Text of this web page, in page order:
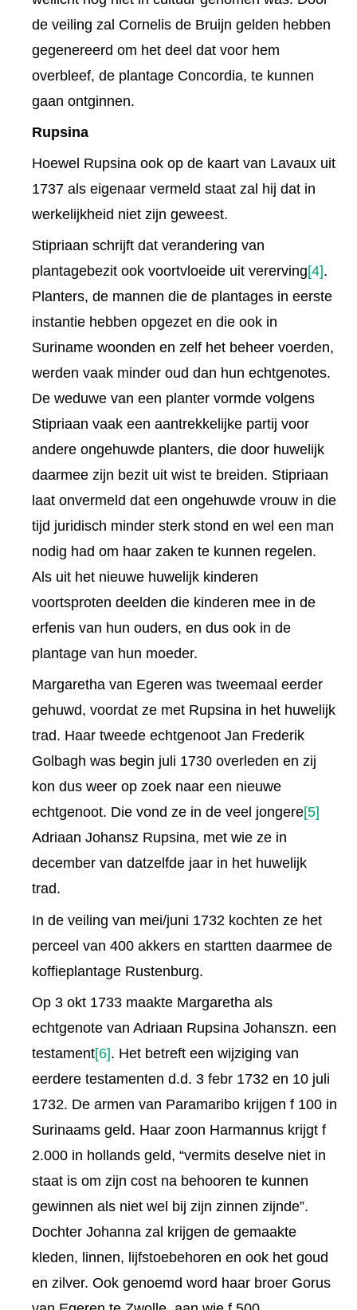
de veiling zal Cornelis de Bruijn gelden hebben
gegenereerd om het deel dat voor hem
overbleef, de plantage Concordia, te kunnen
gaan ontginnen.
Rupsina
Hoewel Rupsina ook op de kaart van Lavaux uit
1737 als eigenaar vermeld staat zal hij dat in
werkelijkheid niet zijn geweest.
Stipriaan schrijft dat verandering van
plantagebezit ook voortvloeide uit vererving[4].
Planters, de mannen die de plantages in eerste
instantie hebben opgezet en die ook in
Suriname woonden en zelf het beheer voerden,
werden vaak minder oud dan hun echtgenotes.
De weduwe van een planter vormde volgens
Stipriaan vaak een aantrekkelijke partij voor
andere ongehuwde planters, die door huwelijk
daarmee zijn bezit uit wist te breiden. Stipriaan
laat onvermeld dat een ongehuwde vrouw in die
tijd juridisch minder sterk stond en wel een man
nodig had om haar zaken te kunnen regelen.
Als uit het nieuwe huwelijk kinderen
voortsproten deelden die kinderen mee in de
erfenis van hun ouders, en dus ook in de
plantage van hun moeder.
Margaretha van Egeren was tweemaal eerder
gehuwd, voordat ze met Rupsina in het huwelijk
trad. Haar tweede echtgenoot Jan Frederik
Golbagh was begin juli 1730 overleden en zij
kon dus weer op zoek naar een nieuwe
echtgenoot. Die vond ze in de veel jongere[5]
Adriaan Johansz Rupsina, met wie ze in
december van datzelfde jaar in het huwelijk
trad.
In de veiling van mei/juni 1732 kochten ze het
perceel van 400 akkers en startten daarmee de
koffieplantage Rustenburg.
Op 3 okt 1733 maakte Margaretha als
echtgenote van Adriaan Rupsina Johanszn. een
testament[6]. Het betreft een wijziging van
eerdere testamenten d.d. 3 febr 1732 en 10 juli
1732. De armen van Paramaribo krijgen f 100 in
Surinaams geld. Haar zoon Harmannus krijgt f
2.000 in hollands geld, “vermits deselve niet in
staat is om zijn cost na behooren te kunnen
gewinnen als niet wel bij zijn zinnen zijnde”.
Dochter Johanna zal krijgen de gemaakte
kleden, linnen, lijfstoebehoren en ook het goud
en zilver. Ook genoemd word haar broer Gorus